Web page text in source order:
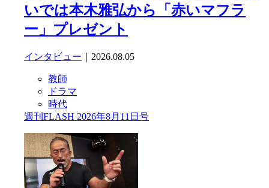
いでは本木雅弘から「赤いマフラ
ー」プレゼント
インタビュー ｜2026.08.05
教師
ドラマ
時代
週刊FLASH 2026年8月11日号